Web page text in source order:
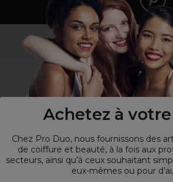
Achetez à
Chez Pro Duo, nous fournissons des
de coiffure et beauté, à la fois aux
secteurs, ainsi qu’à ceux souhaitant
eux-mêmes ou pour
Vous n’êtes pas un
Visitez notre site pour les